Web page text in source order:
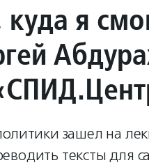
я
зашел на
тексты для